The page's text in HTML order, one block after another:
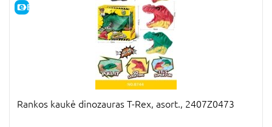
E-KAINA
Rankos kaukė dinozauras T-Rex, asort., 2407Z0473